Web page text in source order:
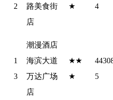
2
路美食街
店
★
4
1
3
潮漫酒店
海滨大道
万达广场
店
★★
★
5